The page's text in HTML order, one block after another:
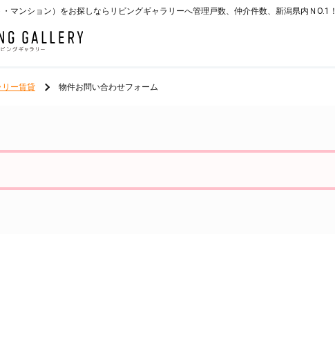
マンション）をお探しならリビングギャラリーへ管理戸数、仲介件数、新潟県内ＮO.1！
リー賃貸 物件お問い合わせフォーム